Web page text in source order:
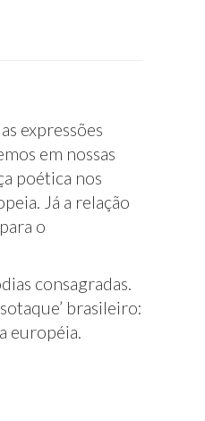
expressões
em nossas
poética nos
Já a relação
o
consagradas.
brasileiro:
européia.